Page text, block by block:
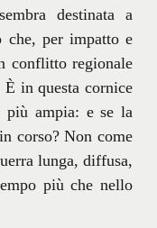
destinata a
che, per impatto e
conflitto regionale
in questa cornice
più ampia: e se la
corso? Non come
lunga, diffusa,
più che nello